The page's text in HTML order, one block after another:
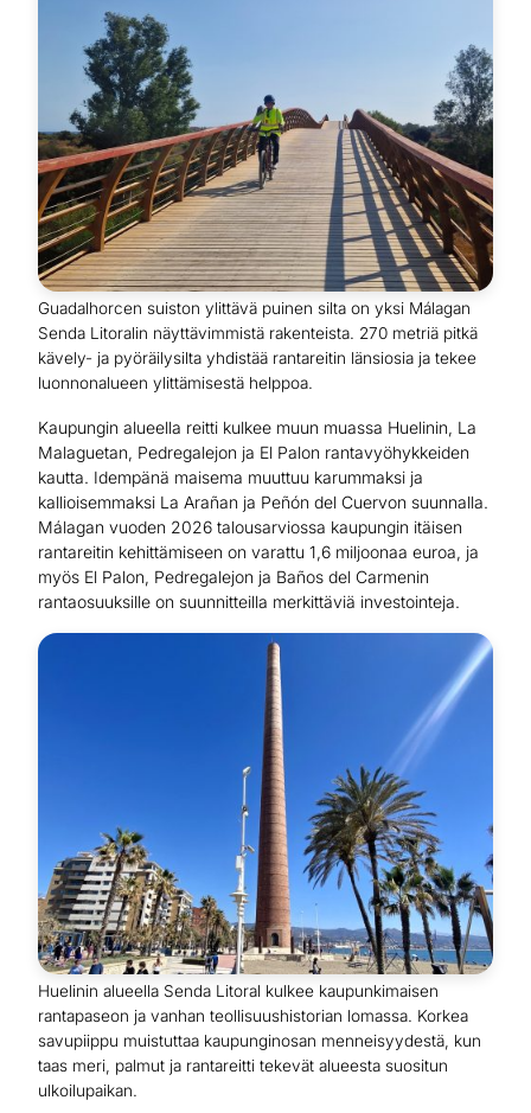
Guadalhorcen suiston ylittävä puinen silta on yksi Málagan
Senda Litoralin näyttävimmistä rakenteista. 270 metriä pitkä
kävely- ja pyöräilysilta yhdistää rantareitin länsiosia ja tekee
luonnonalueen ylittämisestä helppoa.
Kaupungin alueella reitti kulkee muun muassa Huelinin, La
Malaguetan, Pedregalejon ja El Palon rantavyöhykkeiden
kautta. Idempänä maisema muuttuu karummaksi ja
kallioisemmaksi La Arañan ja Peñón del Cuervon suunnalla.
Málagan vuoden 2026 talousarviossa kaupungin itäisen
rantareitin kehittämiseen on varattu 1,6 miljoonaa euroa, ja
myös El Palon, Pedregalejon ja Baños del Carmenin
rantaosuuksille on suunnitteilla merkittäviä investointeja.
Huelinin alueella Senda Litoral kulkee kaupunkimaisen
rantapaseon ja vanhan teollisuushistorian lomassa. Korkea
savupiippu muistuttaa kaupunginosan menneisyydestä, kun
taas meri, palmut ja rantareitti tekevät alueesta suositun
ulkoilupaikan.